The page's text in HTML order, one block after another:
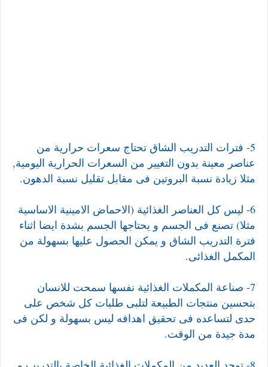
5- فترات التدريب الشاق تحتاج سعرات حرارية من
عناصر معينة بدون التغيير من السعرات الحرارية اليومية,
مثلا زيادة نسبة البروتين فى مقابل تقليل نسبة الدهون.
6- ليس كل العناصر الغذائية (الاحماض الامينية الاساسية
مثلا) تصنع فى الجسم و يحتاجها الجسم بشدة ايضا اثناء
فترة التدريب الشاق و يمكن الحصول عليها بسهولة من
المكمل الغذائى.
7- صناعة المكملات الغذائية نفسها سمحت للانسان
بتحسين منتجات الطبيعة لتلبى طلبات كل شخص على
حدى لتساعده فى تحقيق اهدافه ليس بسهولة و لكن فى
مدة جيدة من الوقت.